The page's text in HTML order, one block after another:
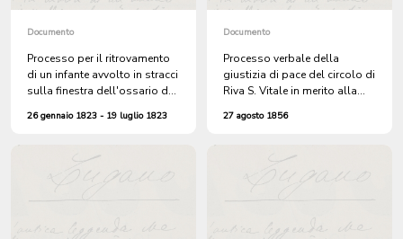
Documento
Processo per il ritrovamento
di un infante avvolto in stracci
sulla finestra dell'ossario del
affidato a Luigi Cossa del
portarlo altrove
26 gennaio 1823 - 19 luglio 1823
Documento
Processo verbale della
giustizia di pace del circolo di
Riva S. Vitale in merito alla
accidentale di Giorgio Frangi
boschi in vicinanza del S.
Crocifisso territorio di Meride
27 agosto 1856